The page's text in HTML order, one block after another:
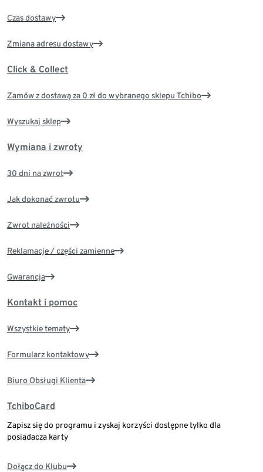
Czas dostawy
Zmiana adresu dostawy
Click & Collect
Zamów z dostawą za 0 zł do wybranego sklepu Tchibo
Wyszukaj sklep
Wymiana i zwroty
30 dni na zwrot
Jak dokonać zwrotu
Zwrot należności
Reklamacje / części zamienne
Gwarancja
Kontakt i pomoc
Wszystkie tematy
Formularz kontaktowy
Biuro Obsługi Klienta
TchiboCard
Zapisz się do programu i zyskaj korzyści dostępne tylko dla
posiadacza karty
Dołącz do Klubu